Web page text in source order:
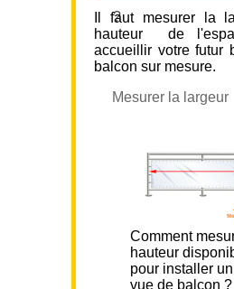
?
Il faut mesurer la
hauteur de
accueillir votre futur
balcon sur mesure.
Mesurer la largeur
Comment
hauteur
pour installer
vue de balcon ?